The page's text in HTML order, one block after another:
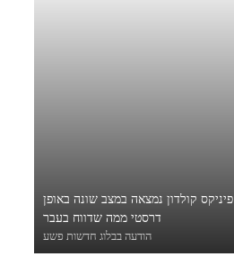
קולדון נמצאה במצב שונה באופן
דרסטי ממה שדווח בעבר
הודעה בבלוג חדשות פשע